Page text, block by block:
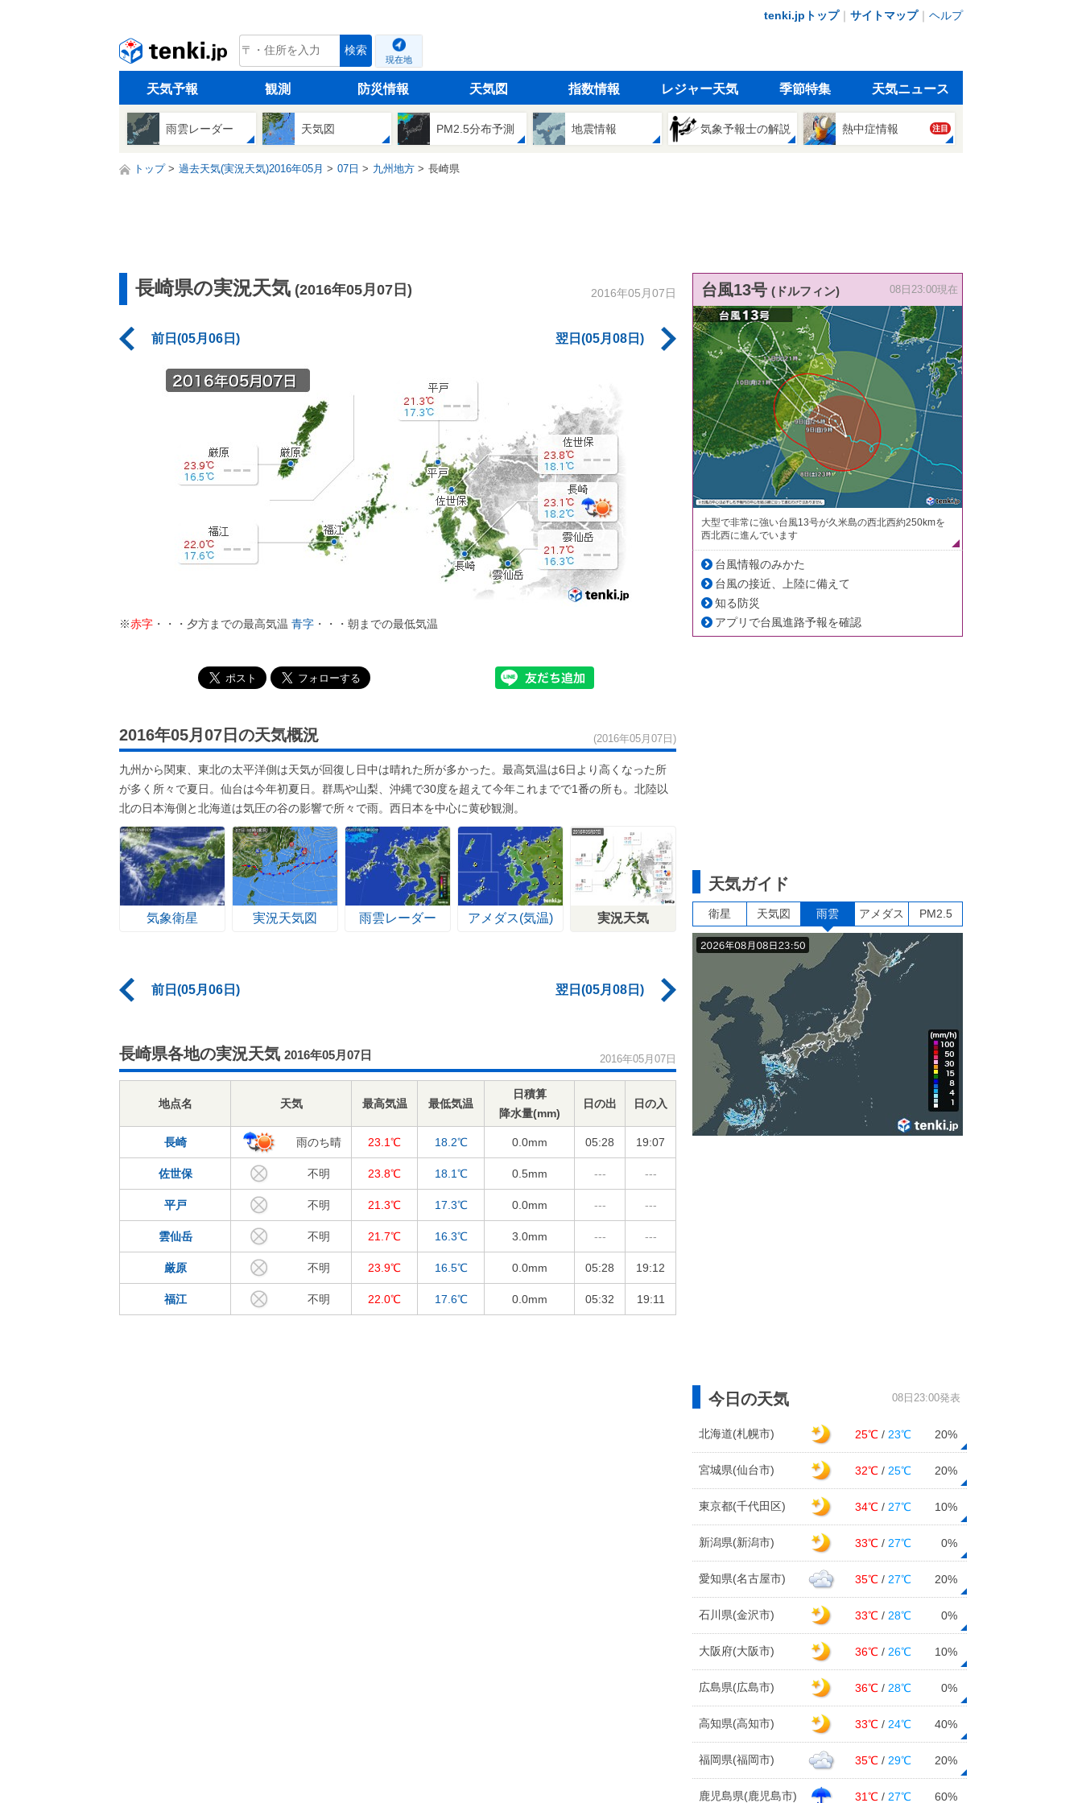
tenki.jpトップ｜ サイトマップ｜ ヘルプ
tenki.jp 検索
現在地
天気予報 観測 防災情報 天気図 指数情報 レジャー天気 季節特集 天気ニュース
雨雲レーダー 天気図 PM2.5分布予測 地震情報 気象予報士の解説 熱中症情報 注目
トップ 過去天気(実況天気)2016年05月 07日 九州地方 長崎県
長崎県の実況天気 (2016年05月07日) 2016年05月07日
前日(05月06日) 翌日(05月08日)
※赤字 ・・・夕方までの最高気温 青字 ・・・朝までの最低気温
2016年05月07日の天気概況 (2016年05月07日)
九州から関東、東北の太平洋側は天気が回復し日中は晴れた所が多かった。最高気温は6日より高くなった所
が多く所々で夏日。仙台は今年初夏日。群馬や山梨、沖縄で30度を超えて今年これまでで1番の所も。北陸以
北の日本海側と北海道は気圧の谷の影響で所々で雨。西日本を中心に黄砂観測。
気象衛星 実況天気図 雨雲レーダー アメダス(気温) 実況天気
前日(05月06日) 翌日(05月08日)
長崎県各地の実況天気 2016年05月07日 2016年05月07日
地点名 天気 最高気温 最低気温
日積算
降水量(mm)
日の出 日の入
長崎 雨のち晴 23.1℃ 18.2℃ 0.0mm 05:28 19:07
佐世保 不明 23.8℃ 18.1℃ 0.5mm --- ---
平戸 不明 21.3℃ 17.3℃ 0.0mm --- ---
雲仙岳 不明 21.7℃ 16.3℃ 3.0mm --- ---
厳原 不明 23.9℃ 16.5℃ 0.0mm 05:28 19:12
福江 不明 22.0℃ 17.6℃ 0.0mm 05:32 19:11
台風13号 (ドルフィン) 08日23:00現在
大型で非常に強い台風13号が久米島の西北西約250kmを
西北西に進んでいます
台風情報のみかた
台風の接近、上陸に備えて
知る防災
アプリで台風進路予報を確認
天気ガイド
衛星 天気図 雨雲 アメダス PM2.5
今日の天気 08日23:00発表
北海道(札幌市) 25℃ / 23℃ 20%
宮城県(仙台市) 32℃ / 25℃ 20%
東京都(千代田区) 34℃ / 27℃ 10%
新潟県(新潟市) 33℃ / 27℃ 0%
愛知県(名古屋市) 35℃ / 27℃ 20%
石川県(金沢市) 33℃ / 28℃ 0%
大阪府(大阪市) 36℃ / 26℃ 10%
広島県(広島市) 36℃ / 28℃ 0%
高知県(高知市) 33℃ / 24℃ 40%
福岡県(福岡市) 35℃ / 29℃ 20%
鹿児島県(鹿児島市) 31℃ / 27℃ 60%